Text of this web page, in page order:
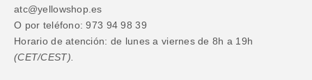
atc@yellowshop.es
O por teléfono: 973 94 98 39
Horario de atención: de lunes a viernes de 8h a 19h
(CET/CEST).